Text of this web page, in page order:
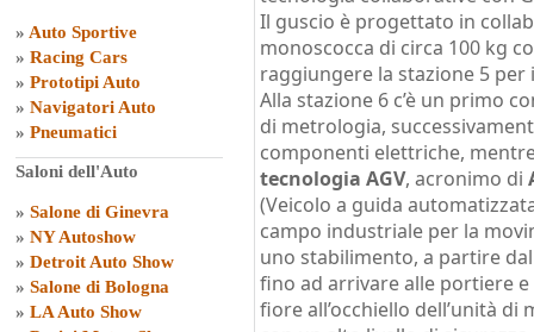
» Auto Sportive
» Racing Cars
» Prototipi Auto
» Navigatori Auto
» Pneumatici
Saloni dell'Auto
» Salone di Ginevra
» NY Autoshow
» Detroit Auto Show
» Salone di Bologna
» LA Auto Show
Il guscio è progettato in
monoscocca di circa 100 kg
raggiungere la stazione 5
Alla stazione 6 c’è un primo
di metrologia,
componenti elettriche,
tecnologia AGV, acronimo di
(Veicolo a guida
campo industriale per la
uno stabilimento, a partire
fino ad arrivare alle portiere e
fiore all’occhiello dell’unità